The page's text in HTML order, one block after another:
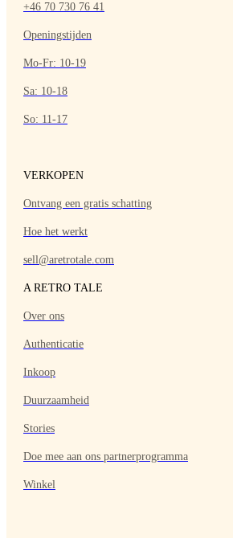
+46 70 730 76 41
Openingstijden
Mo-Fr: 10-19
Sa: 10-18
So: 11-17
VERKOPEN
Ontvang een gratis schatting
Hoe het werkt
sell@aretrotale.com
A RETRO TALE
Over ons
Authenticatie
Inkoop
Duurzaamheid
Stories
Doe mee aan ons partnerprogramma
Winkel